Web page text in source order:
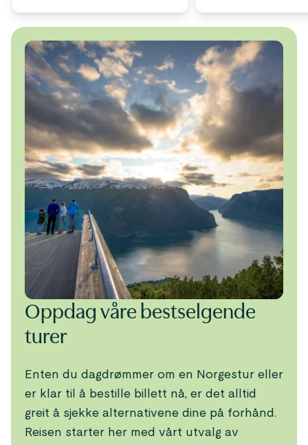
Oppdag våre bestselgende
turer
Enten du dagdrømmer om en Norgestur eller
er klar til å bestille billett nå, er det alltid
greit å sjekke alternativene dine på forhånd.
Reisen starter her med vårt utvalg av